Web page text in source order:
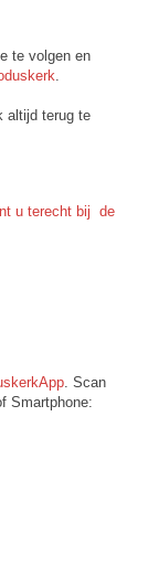
te volgen en
altijd terug te
u terecht bij de
. Scan
Smartphone: